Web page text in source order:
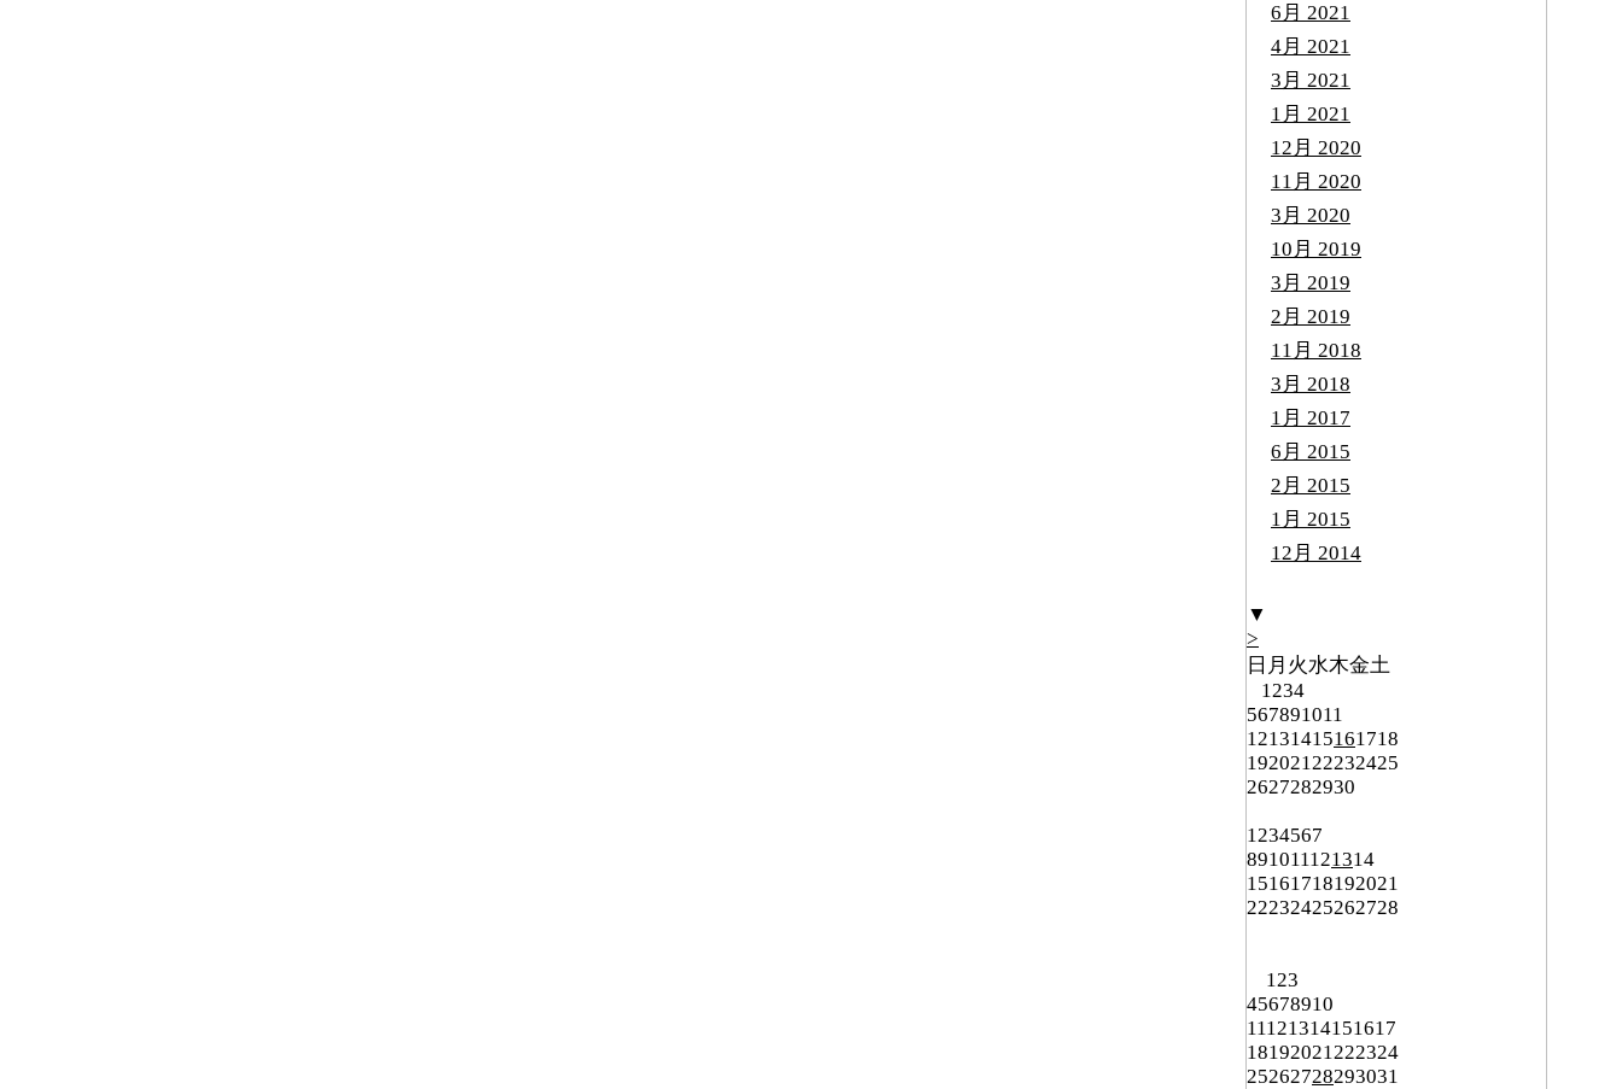
6月 2021
4月 2021
3月 2021
1月 2021
12月 2020
11月 2020
3月 2020
10月 2019
3月 2019
2月 2019
11月 2018
3月 2018
1月 2017
6月 2015
2月 2015
1月 2015
12月 2014
▼
>
日 月 火水木金土
1234
567891011
12131415161718
19202122232425
2627282930
1234567
891011121314
15161718192021
22232425262728
123
45678910
11121314151617
18192021222324
25262728293031